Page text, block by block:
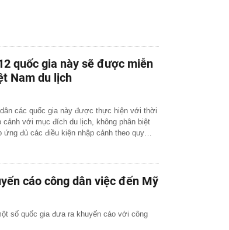
quốc gia này sẽ được miễn
Nam du lịch
các quốc gia này được thực hiện với thời
cảnh với mục đích du lịch, không phân biệt
ứng đủ các điều kiện nhập cảnh theo quy…
cáo công dân việc đến Mỹ
số quốc gia đưa ra khuyến cáo với công